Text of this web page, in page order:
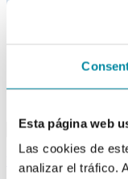
Esta página web
Las cookies de
analizar el tráfico.
close
Acepto los
back to top